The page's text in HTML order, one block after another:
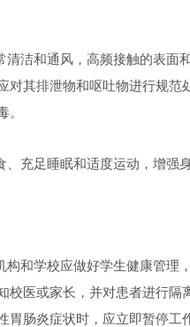
清洁和通风，高频接触的表面
对其排泄物和呕吐物进行规
。
、充足睡眠和适度运动，增强
构和学校应做好学生健康管理
校医或家长，并对患者进行
肠炎症状时，应立即暂停工